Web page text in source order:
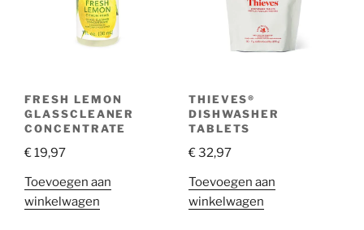
FRESH LEMON
GLASSCLEANER
CONCENTRATE
€19,97
Toevoegen aan
winkelwagen
THIEVES®
DISHWASHER
TABLETS
€32,97
Toevoegen aan
winkelwagen